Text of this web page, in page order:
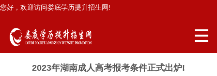
您好，欢迎访问娄底学历提升招生网!
2023年湖南成人高考报考条件正式出炉!